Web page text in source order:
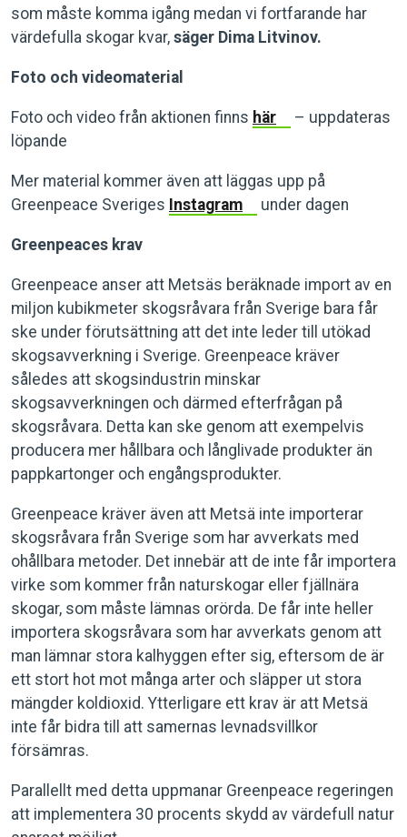
som måste komma igång medan vi fortfarande har
värdefulla skogar kvar, säger Dima Litvinov.
Foto och videomaterial
Foto och video från aktionen finns här
– uppdateras
löpande
Mer material kommer även att läggas upp på
Greenpeace Sveriges Instagram under dagen
Greenpeaces krav
Greenpeace anser att Metsäs beräknade import av en
miljon kubikmeter skogsråvara från Sverige bara får
ske under förutsättning att det inte leder till utökad
skogsavverkning i Sverige. Greenpeace kräver
således att skogsindustrin minskar
skogsavverkningen och därmed efterfrågan på
skogsråvara. Detta kan ske genom att exempelvis
producera mer hållbara och långlivade produkter än
pappkartonger och engångsprodukter.
Greenpeace kräver även att Metsä inte importerar
skogsråvara från Sverige som har avverkats med
ohållbara metoder. Det innebär att de inte får importera
virke som kommer från naturskogar eller fjällnära
skogar, som måste lämnas orörda. De får inte heller
importera skogsråvara som har avverkats genom att
man lämnar stora kalhyggen efter sig, eftersom de är
ett stort hot mot många arter och släpper ut stora
mängder koldioxid. Ytterligare ett krav är att Metsä
inte får bidra till att samernas levnadsvillkor
försämras.
Parallellt med detta uppmanar Greenpeace regeringen
att implementera 30 procents skydd av värdefull natur